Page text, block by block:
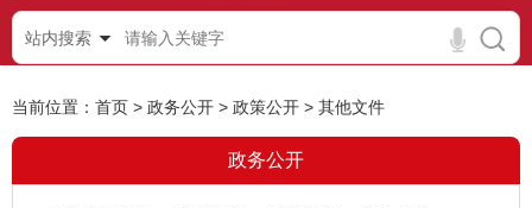
站内搜索
当前位置： 首页 > 政务公开 > 政策公开 > 其他文件
政务公开